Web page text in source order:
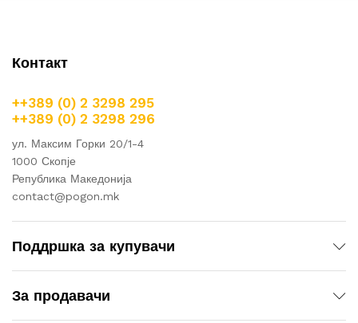
Контакт
++389 (0) 2 3298 295
++389 (0) 2 3298 296
ул. Максим Горки 20/1-4
1000 Скопје
Република Македонија
contact@pogon.mk
Поддршка за купувачи
За продавачи